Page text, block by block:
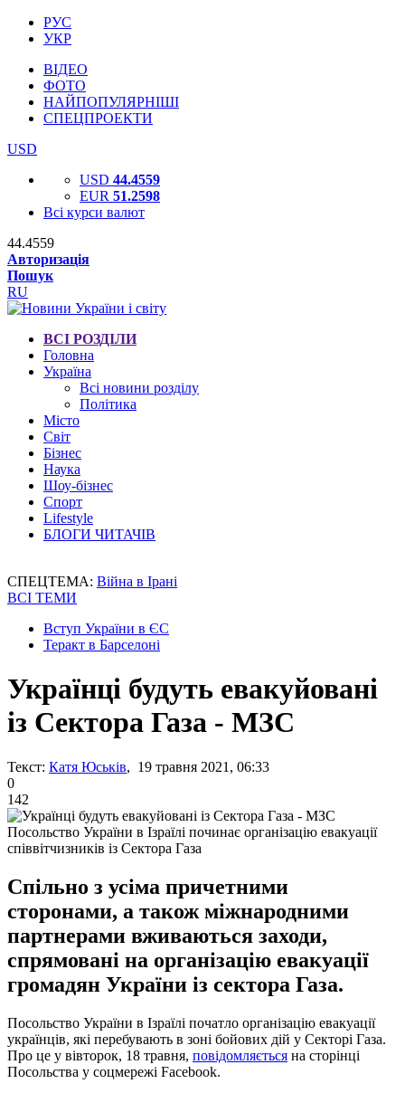
РУС
УКР
ВІДЕО
ФОТО
НАЙПОПУЛЯРНІШІ
СПЕЦПРОЕКТИ
USD
USD 44.4559
EUR 51.2598
Всі курси валют
44.4559
Авторизація
Пошук
RU
ВСІ РОЗДІЛИ
Головна
Україна
Всі новини розділу
Політика
Місто
Світ
Бізнес
Наука
Шоу-бізнес
Спорт
Lifestyle
БЛОГИ ЧИТАЧІВ
СПЕЦТЕМА: Війна в Ірані
ВСІ ТЕМИ
Вступ України в ЄС
Теракт в Барселоні
Українці будуть евакуйовані
із Сектора Газа - МЗС
Текст: Катя Юськів, 19 травня 2021, 06:33
0
142
Посольство України в Ізраїлі починає організацію евакуації
співвітчизників із Сектора Газа
Спільно з усіма причетними
сторонами, а також міжнародними
партнерами вживаються заходи,
спрямовані на організацію евакуації
громадян України із сектора Газа.
Посольство України в Ізраїлі початло організацію евакуації
українців, які перебувають в зоні бойових дій у Секторі Газа.
Про це у вівторок, 18 травня, повідомляється на сторінці
Посольства у соцмережі Facebook.